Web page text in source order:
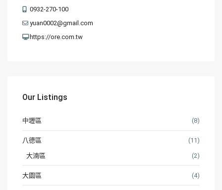
0932-270-100
yuan0002@gmail.com
https://ore.com.tw
Our Listings
中壢區 (8)
八德區 (11)
大湳區 (2)
大園區 (4)